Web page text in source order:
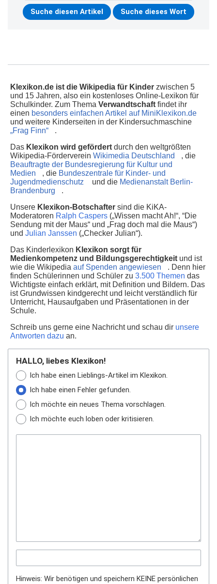
Klexikon.de ist die Wikipedia für Kinder zwischen 5
und 15 Jahren, also ein kostenloses Online-Lexikon für
Schulkinder. Zum Thema Verwandtschaft findet ihr
einen besonders einfachen Artikel auf MiniKlexikon.de
und weitere Kinderseiten in der Kindersuchmaschine
„Frag Finn“
.
Das Klexikon wird gefördert durch den weltgrößten
Wikipedia-Förderverein Wikimedia Deutschland
, die
Beauftragte der Bundesregierung für Kultur und
Medien
, die Bundeszentrale für Kinder- und
Jugendmedienschutz
und die Medienanstalt Berlin-
Brandenburg
.
Unsere Klexikon-Botschafter sind die KiKA-
Moderatoren Ralph Caspers („Wissen macht Ah!“, “Die
Sendung mit der Maus“ und „Frag doch mal die Maus“)
und Julian Janssen („Checker Julian“).
Das Kinderlexikon Klexikon sorgt für
Medienkompetenz und Bildungsgerechtigkeit und ist
wie die Wikipedia auf Spenden angewiesen
. Denn hier
finden Schülerinnen und Schüler zu 3.500 Themen das
Wichtigste einfach erklärt, mit Definition und Bildern. Das
ist Grundwissen kindgerecht und leicht verständlich für
Unterricht, Hausaufgaben und Präsentationen in der
Schule.
Schreib uns gerne eine Nachricht und schau dir unsere
Antworten dazu an.
HALLO, liebes Klexikon!
Ich habe einen Lieblings-Artikel im Klexikon.
Ich habe einen Fehler gefunden.
Ich möchte ein neues Thema vorschlagen.
Ich möchte euch loben oder kritisieren.
Hinweis: Wir benötigen und speichern KEINE persönlichen